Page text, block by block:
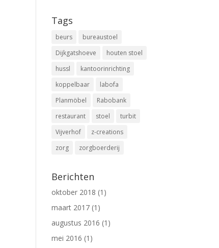
Tags
beurs
bureaustoel
Dijkgatshoeve
houten stoel
hussl
kantoorinrichting
koppelbaar
labofa
Planmöbel
Rabobank
restaurant
stoel
turbit
Vijverhof
z-creations
zorg
zorgboerderij
Berichten
oktober 2018 (1)
maart 2017 (1)
augustus 2016 (1)
mei 2016 (1)